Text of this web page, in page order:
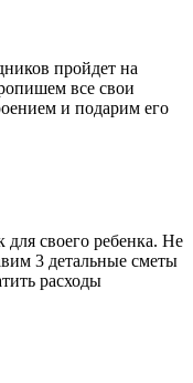
пройдет на
все свои
и подарим его
своего ребенка. Не
3 детальные сметы
расходы